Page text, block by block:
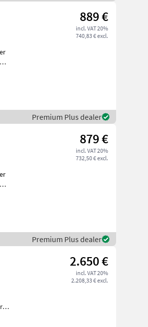
889 €
incl. VAT 20%
740,83 € excl.
Premium Plus dealer
879 €
incl. VAT 20%
732,50 € excl.
Premium Plus dealer
2.650 €
incl. VAT 20%
2.208,33 € excl.